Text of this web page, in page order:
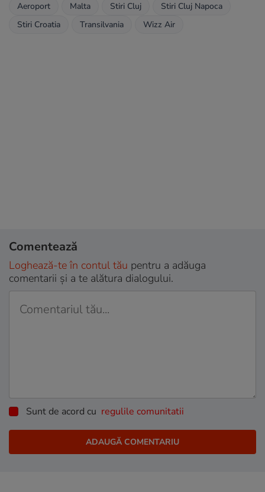
Aeroport Malta Stiri Cluj
Stiri Cluj Napoca
Stiri Croatia
Transilvania Wizz Air
Comentează
Loghează-te în contul tău pentru a adăuga
comentarii și a te alătura dialogului.
Sunt de acord cu regulile comunitatii